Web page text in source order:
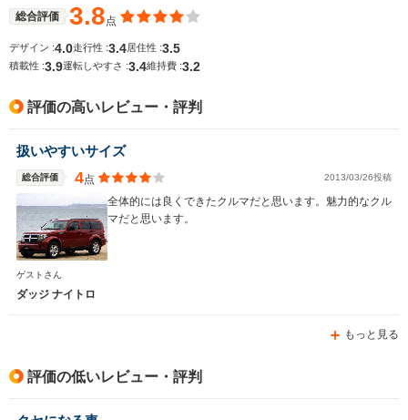
燃費
総合評価 3.8点
デザイン :4.0走行性 :3.4居住性 :3.5
積載性 :3.9運転しやすさ :3.4維持費 :3.2
評価の高いレビュー・評判
扱いやすいサイズ
総合評価 4点 2013/03/26投稿
全体的には良くできたクルマだと思います。魅力的なクル
マだと思います。
ゲストさん
ダッジ ナイトロ
もっと見る
評価の低いレビュー・評判